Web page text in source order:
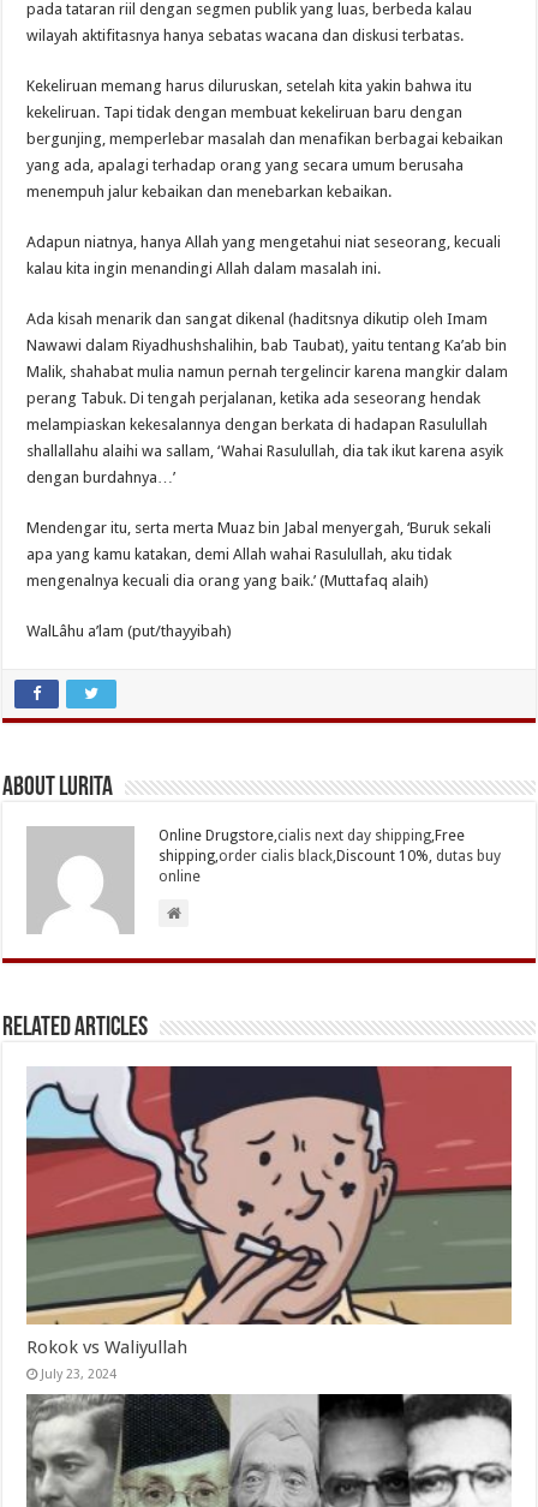
pada tataran riil dengan segmen publik yang luas, berbeda kalau
wilayah aktifitasnya hanya sebatas wacana dan diskusi terbatas.
Kekeliruan memang harus diluruskan, setelah kita yakin bahwa itu
kekeliruan. Tapi tidak dengan membuat kekeliruan baru dengan
bergunjing, memperlebar masalah dan menafikan berbagai kebaikan
yang ada, apalagi terhadap orang yang secara umum berusaha
menempuh jalur kebaikan dan menebarkan kebaikan.
Adapun niatnya, hanya Allah yang mengetahui niat seseorang, kecuali
kalau kita ingin menandingi Allah dalam masalah ini.
Ada kisah menarik dan sangat dikenal (haditsnya dikutip oleh Imam
Nawawi dalam Riyadhushshalihin, bab Taubat), yaitu tentang Ka’ab bin
Malik, shahabat mulia namun pernah tergelincir karena mangkir dalam
perang Tabuk. Di tengah perjalanan, ketika ada seseorang hendak
melampiaskan kekesalannya dengan berkata di hadapan Rasulullah
shallallahu alaihi wa sallam, ‘Wahai Rasulullah, dia tak ikut karena asyik
dengan burdahnya…’
Mendengar itu, serta merta Muaz bin Jabal menyergah, ‘Buruk sekali
apa yang kamu katakan, demi Allah wahai Rasulullah, aku tidak
mengenalnya kecuali dia orang yang baik.’ (Muttafaq alaih)
WalLâhu a’lam (put/thayyibah)
About Lurita
Online Drugstore,cialis next day shipping,Free
shipping,order cialis black,Discount 10%,dutas buy
online
Related Articles
Rokok vs Waliyullah
July 23, 2024